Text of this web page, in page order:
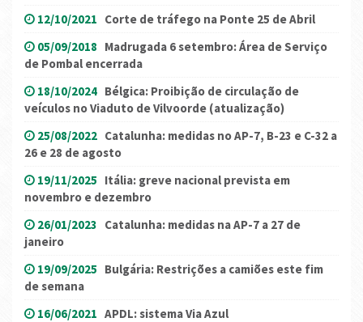
12/10/2021 Corte de tráfego na Ponte 25 de Abril
05/09/2018 Madrugada 6 setembro: Área de Serviço
de Pombal encerrada
18/10/2024 Bélgica: Proibição de circulação de
veículos no Viaduto de Vilvoorde (atualização)
25/08/2022 Catalunha: medidas no AP-7, B-23 e C-32 a
26 e 28 de agosto
19/11/2025 Itália: greve nacional prevista em
novembro e dezembro
26/01/2023 Catalunha: medidas na AP-7 a 27 de
janeiro
19/09/2025 Bulgária: Restrições a camiões este fim
de semana
16/06/2021 APDL: sistema Via Azul